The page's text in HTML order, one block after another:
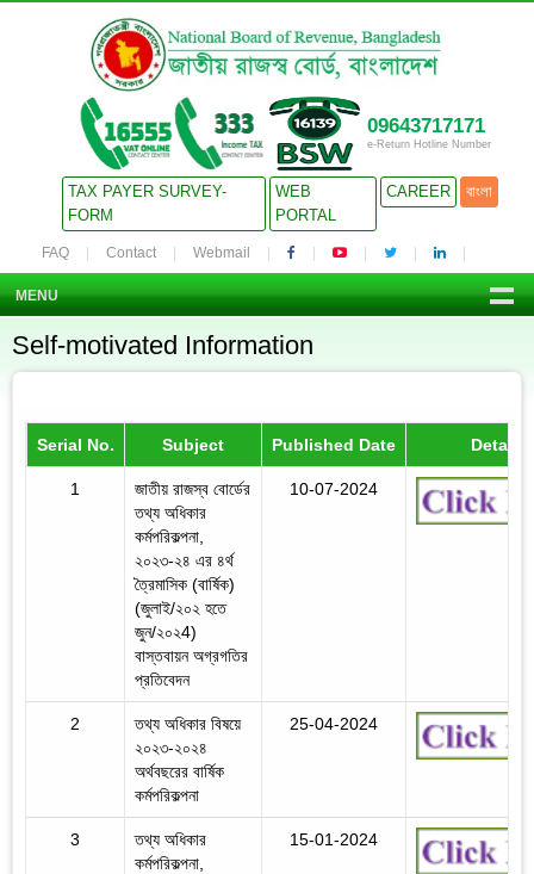
09643717171
e-Return Hotline Number
TAX PAYER SURVEY-
FORM
WEB
PORTAL
CAREER বাংলা
FAQ Contact Webmail
MENU
Self-motivated Information
Serial No. Subject Published Date Details
1
জাতীয় রাজস্ব বোর্ডের
তথ্য অধিকার
কর্মপরিকল্পনা,
২০২৩-২৪ এর ৪র্থ
ত্রৈমাসিক (বার্ষিক)
(জুলাই/২০২ হতে
জুন/২০২4)
বাস্তবায়ন অগ্রগতির
প্রতিবেদন
10-07-2024
2
তথ্য অধিকার বিষয়ে
২০২৩-২০২৪
অর্থবছরের বার্ষিক
কর্মপরিকল্পনা
25-04-2024
3
তথ্য অধিকার
কর্মপরিকল্পনা,
15-01-2024